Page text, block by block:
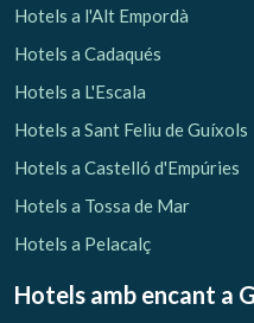
Hotels a l'Alt Empordà
Hotels a Cadaqués
Hotels a L'Escala
Hotels a Sant Feliu de Guíxols
Hotels a Castelló d'Empúries
Hotels a Tossa de Mar
Hotels a Pelacalç
Hotels amb encant a
Aquestes cookies són
informació sobre les
de l'usuari a través de
hàbits de navegació.
hàbits de navegació al lloc